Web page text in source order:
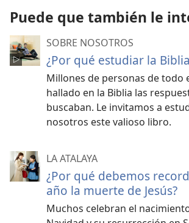
Puede que también le
SOBRE NOSOTROS
¿Por qué estudiar la
Millones de personas de todo
hallado en la Biblia las
buscaban. Le invitamos a
nosotros este valioso libro.
LA ATALAYA
¿Por qué debemos
año la muerte de Jesús?
Muchos celebran el